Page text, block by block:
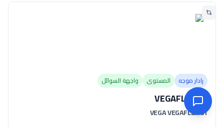
رادار موجه المستوى واجهة السوائل
VEGAFLEX 81
VEGA VEGAFLEX 81